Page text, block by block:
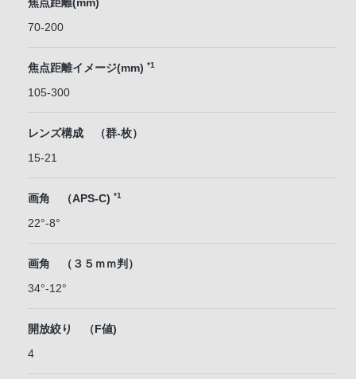
焦点距離(mm)
70-200
焦点距離イメージ(mm) *1
105-300
レンズ構成 （群-枚）
15-21
画角 （APS-C) *1
22°-8°
画角 （３５ｍｍ判）
34°-12°
開放絞り （F値)
4